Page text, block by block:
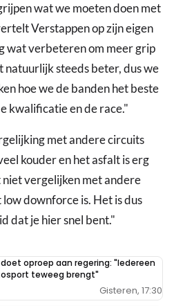
wat we moeten doen met
Verstappen op zijn eigen
wat verbeteren om meer grip
steeds beter, dus we
hoe we de banden het beste
kwalificatie en de race."
met andere circuits
kouder en het asfalt is erg
vergelijken met andere
downforce is. Het is dus
dat je hier snel bent."
oproep aan regering: "Iedereen
teweeg brengt"
Gisteren, 17:30